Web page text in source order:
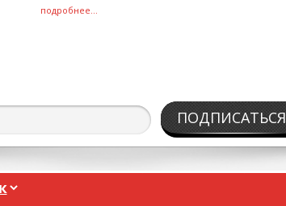
подробнее...
ПОДПИСАТЬСЯ